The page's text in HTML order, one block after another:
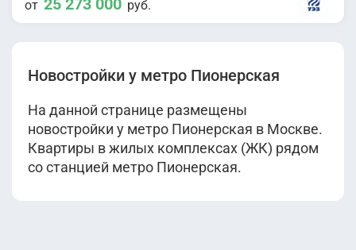
от 25 273 000 руб.
Новостройки у метро Пионерская
На данной странице размещены
новостройки у метро Пионерская в Москве.
Квартиры в жилых комплексах (ЖК) рядом
со станцией метро Пионерская.